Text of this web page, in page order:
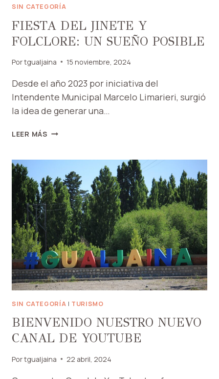
SIN CATEGORÍA
FIESTA DEL JINETE Y
FOLCLORE: UN SUEÑO POSIBLE
Portgualjaina 15 noviembre, 2024
Desde el año 2023 por iniciativa del
Intendente Municipal Marcelo Limarieri, surgió
la idea de generar una…
LEER MÁS FIESTA
FOLCLORE:
UN
SUEÑO
POSIBLE
SIN CATEGORÍA | TURISMO
BIENVENIDO NUESTRO NUEVO
CANAL DE YOUTUBE
Portgualjaina 22 abril, 2024